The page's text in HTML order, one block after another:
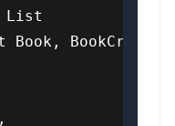
List
BookCreate